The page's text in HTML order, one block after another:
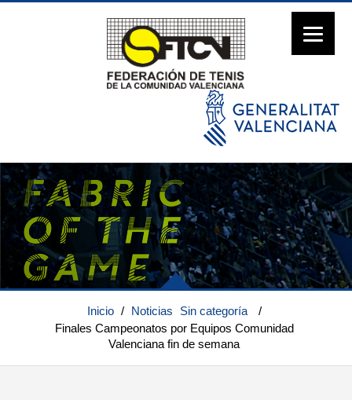
Inicio / Noticias Sin categoría
/
Finales Campeonatos por Equipos Comunidad
Valenciana fin de semana